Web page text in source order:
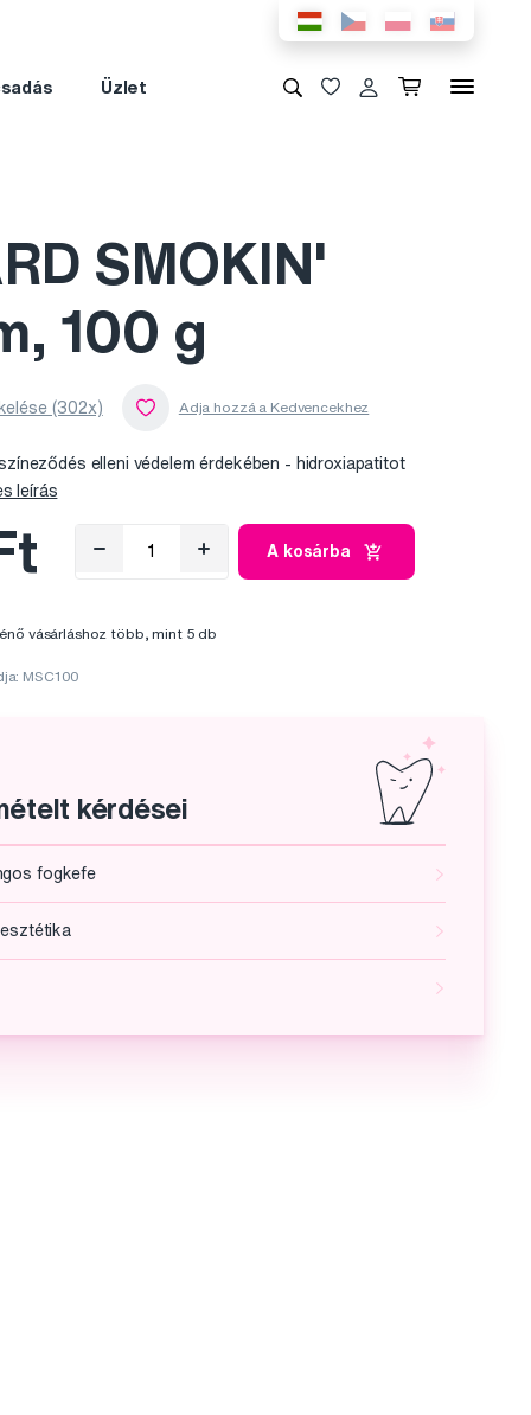
Üzlet
SMOKIN'
100 g
(302x)
elleni védelem érdekében - hidroxiapatitot
leírás
A kosárba
vásárláshoz több, mint 5 db
MSC100
kérdései
fogkefe
esztétika